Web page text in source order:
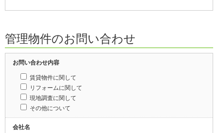
管理物件のお問い合わせ
お問い合わせ内容
賃貸物件に関して
リフォームに関して
現地調査に関して
その他について
会社名